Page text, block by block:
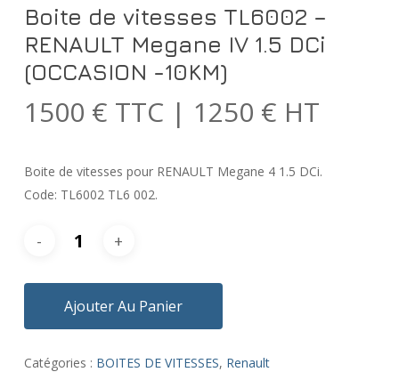
Boite de vitesses TL6002 –
RENAULT Megane IV 1.5 DCi
(OCCASION -10KM)
1500 € TTC | 1250 € HT
Boite de vitesses pour RENAULT Megane 4 1.5 DCi.
Code: TL6002 TL6 002.
Ajouter Au Panier
Catégories : BOITES DE VITESSES, Renault